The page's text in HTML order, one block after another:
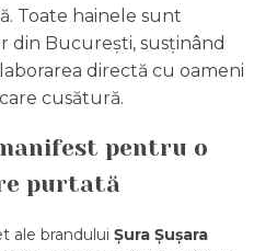
Toate hainele sunt
din București, susținând
directă cu oameni
cusătură.
pentru o
purtată
ale brandului Șura Șușara